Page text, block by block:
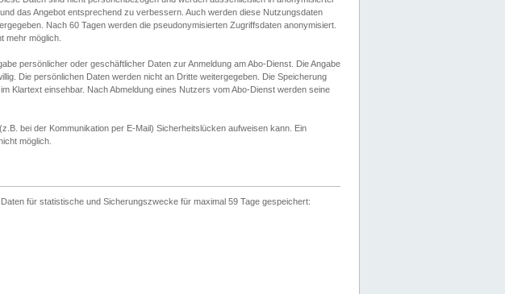
das Angebot entsprechend zu verbessern. Auch werden diese Nutzungsdaten
Nach 60 Tagen werden die pseudonymisierten Zugriffsdaten anonymisiert.
mehr möglich.
persönlicher oder geschäftlicher Daten zur Anmeldung am Abo-Dienst. Die Angabe
Die persönlichen Daten werden nicht an Dritte weitergegeben. Die Speicherung
Klartext einsehbar. Nach Abmeldung eines Nutzers vom Abo-Dienst werden seine
bei der Kommunikation per E-Mail) Sicherheitslücken aufweisen kann. Ein
möglich.
für statistische und Sicherungszwecke für maximal 59 Tage gespeichert: